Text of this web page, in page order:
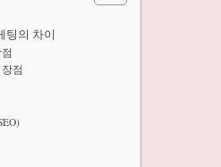
팅의 차이
점